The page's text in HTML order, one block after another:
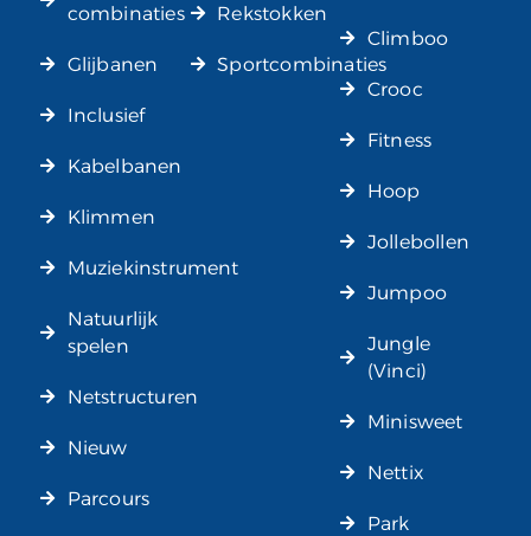
combinaties
Glijbanen
Inclusief
Kabelbanen
Klimmen
Muziekinstrument
Natuurlijk
spelen
Netstructuren
Nieuw
Parcours
Rekstokken
Sportcombinaties
Climboo
Crooc
Fitness
Hoop
Jollebollen
Jumpoo
Jungle
(Vinci)
Minisweet
Nettix
Park